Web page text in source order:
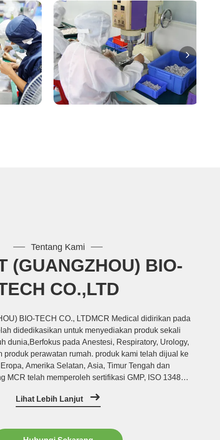
Tentang Kami
(GUANGZHOU) BIO-
CO.,LTD
BIO-TECH CO., LTDMCR Medical didirikan pada
didedikasikan untuk menyediakan produk sekali
dunia,Berfokus pada Anestesi, Respiratory, Urology,
produk perawatan rumah. produk kami telah dijual ke
Amerika Selatan, Asia, Timur Tengah dan
MCR telah memperoleh sertifikasi GMP, ISO 13485
FDA di Amerika ...
Lihat Lebih Lanjut